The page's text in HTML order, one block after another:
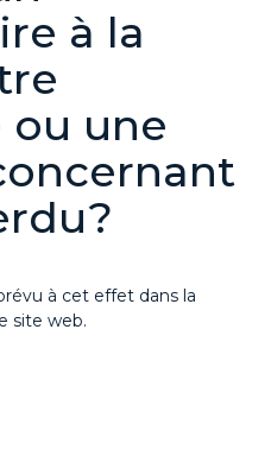
à la
ou une
à cet effet dans la
site web.